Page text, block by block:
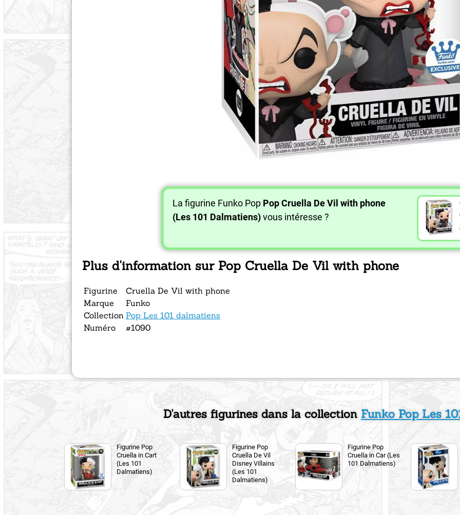
La figurine Funko Pop Pop Cruella De Vil with phone
(Les 101 Dalmatiens)vous intéresse ?
Plus d'information sur Pop Cruella De Vil with phone
Figurine
Cruella De Vil with phone
Marque
Funko
Collection Pop Les 101 dalmatiens
Numéro
#1090
D'autres figurines dans la collection Funko Pop Les
Figurine Pop
Cruella in Cart
(Les 101
Dalmatiens)
Figurine Pop
Cruella De Vil
Disney Villains
(Les 101
Dalmatiens)
Figurine Pop
Cruella in Car (Les
101 Dalmatiens)